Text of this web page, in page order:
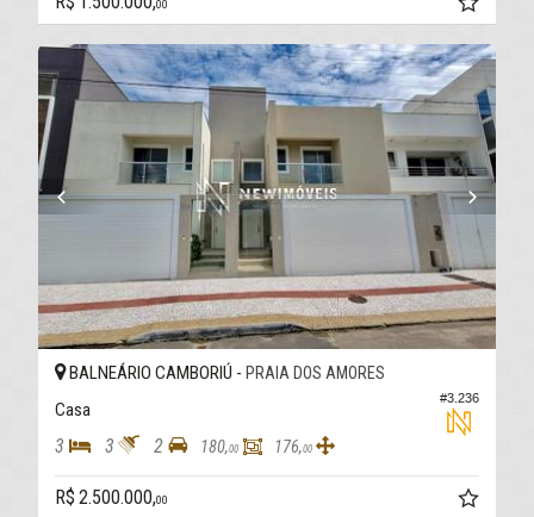
00
#3.236
BALNEÁRIO CAMBORIÚ - PRAIA DOS AMORES
Casa
3 3 2 180,00 176,00
R$ 2.500.000,00